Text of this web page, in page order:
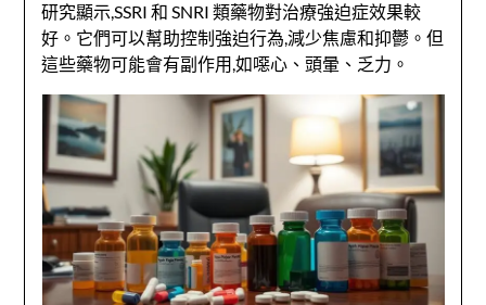
研究顯示,SSRI 和 SNRI 類藥物對治療強迫症效果較
好。它們可以幫助控制強迫行為,減少焦慮和抑鬱。但
這些藥物可能會有副作用,如噁心、頭暈、乏力。